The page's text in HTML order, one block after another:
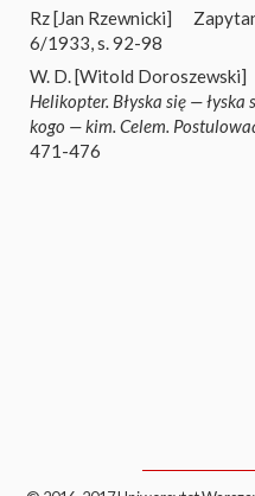
Rz [Jan Rzewnicki]
6/1933, s. 92-98
W. D. [Witold Doroszewski]
Helikopter. Błyska się —
kogo — kim. Celem.
471-476